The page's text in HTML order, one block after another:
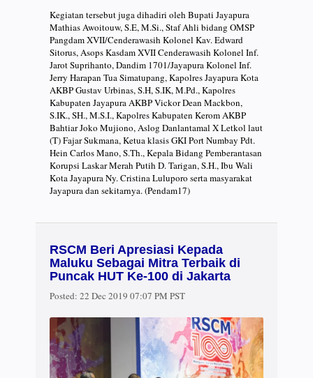
Kegiatan tersebut juga dihadiri oleh Bupati Jayapura
Mathias Awoitouw, S.E, M.Si., Staf Ahli bidang OMSP
Pangdam XVII/Cenderawasih Kolonel Kav. Edward
Sitorus, Asops Kasdam XVII Cenderawasih Kolonel Inf.
Jarot Suprihanto, Dandim 1701/Jayapura Kolonel Inf.
Jerry Harapan Tua Simatupang, Kapolres Jayapura Kota
AKBP Gustav Urbinas, S.H, S.IK, M.Pd., Kapolres
Kabupaten Jayapura AKBP Vickor Dean Mackbon,
S.IK., SH., M.S.I., Kapolres Kabupaten Kerom AKBP
Bahtiar Joko Mujiono, Aslog Danlantamal X Letkol laut
(T) Fajar Sukmana, Ketua klasis GKI Port Numbay Pdt.
Hein Carlos Mano, S.Th., Kepala Bidang Pemberantasan
Korupsi Laskar Merah Putih D. Tarigan, S.H., Ibu Wali
Kota Jayapura Ny. Cristina Luluporo serta masyarakat
Jayapura dan sekitarnya. (Pendam17)
RSCM Beri Apresiasi Kepada
Maluku Sebagai Mitra Terbaik di
Puncak HUT Ke-100 di Jakarta
Posted: 22 Dec 2019 07:07 PM PST